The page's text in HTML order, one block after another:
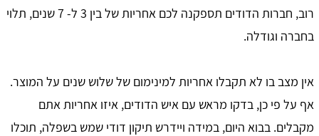
רוב, חברות הדודים תספקנה לכם אחריות של בין 3 ל- 7 שנים, תלוי
בחברה וגודלה.
אין מצב בו לא תקבלו אחריות למינימום של שלוש שנים על המוצר.
אף על פי כן, בדקו מראש עם איש הדודים, איזו אחריות אתם
מקבלים. בבוא היום, במידה ויידרש תיקון דודי שמש בשפלה, תוכלו